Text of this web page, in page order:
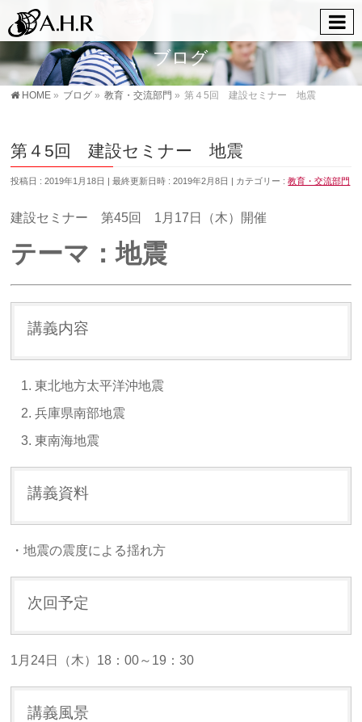
ブログ
HOME » ブログ » 教育・交流部門 » 第４5回 建設セミナー 地震
第４5回 建設セミナー 地震
投稿日 : 2019年1月18日 最終更新日時 : 2019年2月8日 カテゴリー :教育・交流部門
建設セミナー 第45回 1月17日（木）開催
テーマ：地震
講義内容
東北地方太平洋沖地震
兵庫県南部地震
東南海地震
講義資料
・地震の震度による揺れ方
次回予定
1月24日（木）18：00～19：30
講義風景